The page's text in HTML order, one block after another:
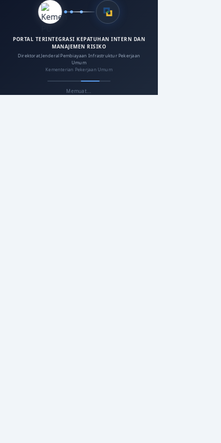
PORTAL TERINTEGRASI KEPATUHAN INTERN DAN
MANAJEMEN RISIKO
Direktorat Jenderal Pembiayaan Infrastruktur Pekerjaan
Umum
Kementerian Pekerjaan Umum
Memuat...